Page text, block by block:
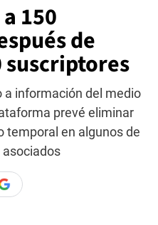
150
de
suscriptores
a información del medio
prevé eliminar
temporal en algunos de